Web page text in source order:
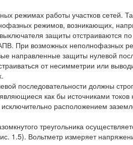
режимах работы участков сетей.
режимов, возникающих,
защиты отстраиваются
При возможных неполнофазных
направленные защиты нулевой
от несимметрии или
последовательности должны
как бы источниками токов
расположением
треугольника
1.5). Вольтметр измеряет